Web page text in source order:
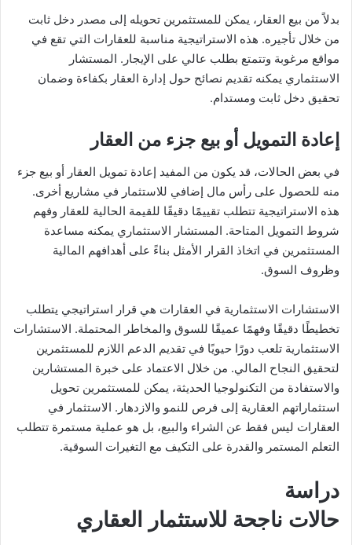
بدلاً من بيع العقار، يمكن للمستثمرين تحويله إلى مصدر دخل ثابت
من خلال تأجيره. هذه الاستراتيجية مناسبة للعقارات التي تقع في
مواقع مرغوبة وتتمتع بطلب عالي على الإيجار. المستشار
الاستثماري يمكنه تقديم نصائح حول إدارة العقار بكفاءة وضمان
تحقيق دخل ثابت ومستدام.
إعادة التمويل أو بيع جزء من العقار
في بعض الحالات، قد يكون من المفيد إعادة تمويل العقار أو بيع جزء
منه للحصول على رأس مال إضافي للاستثمار في مشاريع أخرى.
هذه الاستراتيجية تتطلب تقييمًا دقيقًا للقيمة الحالية للعقار وفهم
شروط التمويل المتاحة. المستشار الاستثماري يمكنه مساعدة
المستثمرين في اتخاذ القرار الأمثل بناءً على أهدافهم المالية
وظروف السوق.
الاستشارات الاستثمارية في العقارات هي قرار استراتيجي يتطلب
تخطيطًا دقيقًا وفهمًا عميقًا للسوق والمخاطر المحتملة. الاستشارات
الاستثمارية تلعب دورًا حيويًا في تقديم الدعم اللازم للمستثمرين
لتحقيق النجاح المالي. من خلال الاعتماد على خبرة المستشارين
والاستفادة من التكنولوجيا الحديثة، يمكن للمستثمرين تحويل
استثماراتهم العقارية إلى فرص للنمو والازدهار. الاستثمار في
العقارات ليس فقط عن الشراء والبيع، بل هو عملية مستمرة تتطلب
التعلم المستمر والقدرة على التكيف مع التغيرات السوقية.
دراسة
حالات ناجحة للاستثمار العقاري